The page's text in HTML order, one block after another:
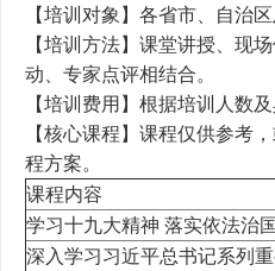
【培训对象】各省市、自治
【培训方法】课堂讲授、现
动、专家点评相结合。
【培训费用】根据培训人数
【核心课程】课程仅供参考
程方案。
课程内容
学习十九大精神 落实依法治
深入学习习近平总书记系列